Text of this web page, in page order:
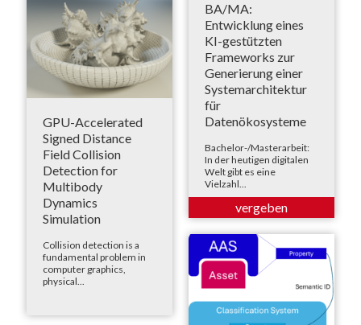
BA/MA:
Entwicklung eines
KI-gestützten
Frameworks zur
Generierung einer
Systemarchitektur
für
Datenökosysteme
Bachelor-/Masterarbeit:
In der heutigen digitalen
Welt gibt es eine
Vielzahl...
GPU-Accelerated
Signed Distance
Field Collision
Detection for
Multibody
Dynamics
Simulation
Collision detection is a
fundamental problem in
computer graphics,
physical...